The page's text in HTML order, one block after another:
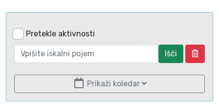
Pretekle aktivnosti
Išči
Prikaži koledar